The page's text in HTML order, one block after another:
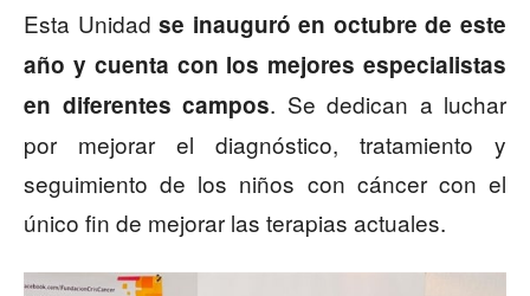
Esta Unidad se inauguró en octubre de este
año y cuenta con los mejores especialistas
en diferentes campos. Se dedican a luchar
por mejorar el diagnóstico, tratamiento y
seguimiento de los niños con cáncer con el
único fin de mejorar las terapias actuales.